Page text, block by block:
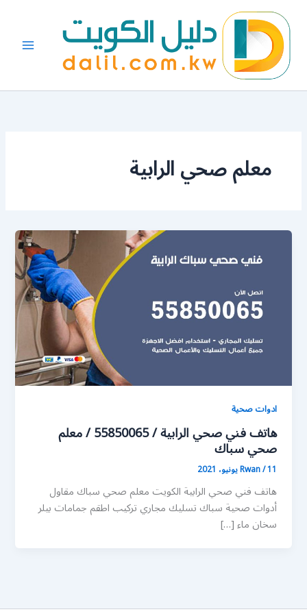
المحتوى
معلم صحي الرابية
ادوات صحية
هاتف فني صحي الرابية / 55850065 / معلم
صحي سباك
Rwan/11 يونيو، 2021
هاتف فني صحي الرابية الكويت معلم صحي سباك مقاول
أدوات صحية سباك تسليك مجاري تركيب اطقم جمامات بيلر
سخان ماء […]